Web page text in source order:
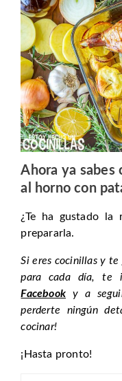
Ahora ya sabes
al horno con
¿Te ha gustado la
prepararla.
Si eres cocinillas y
para cada día,
Facebook y a
perderte ningún
cocinar!
¡Hasta pronto!